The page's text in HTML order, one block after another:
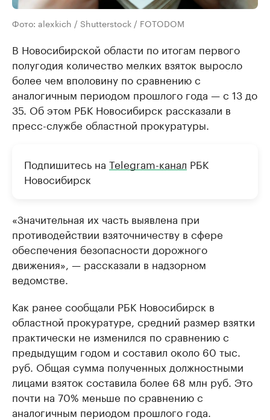
Фото: alexkich / Shutterstock / FOTODOM
В Новосибирской области по итогам первого
полугодия количество мелких взяток выросло
более чем вполовину по сравнению с
аналогичным периодом прошлого года — с 13 до
35. Об этом РБК Новосибирск рассказали в
пресс-службе областной прокуратуры.
Подпишитесь на Telegram-канал РБК
Новосибирск
«Значительная их часть выявлена при
противодействии взяточничеству в сфере
обеспечения безопасности дорожного
движения», — рассказали в надзорном
ведомстве.
Как ранее сообщали РБК Новосибирск в
областной прокуратуре, средний размер взятки
практически не изменился по сравнению с
предыдущим годом и составил около 60 тыс.
руб. Общая сумма полученных должностными
лицами взяток составила более 68 млн руб. Это
почти на 70% меньше по сравнению с
аналогичным периодом прошлого года.